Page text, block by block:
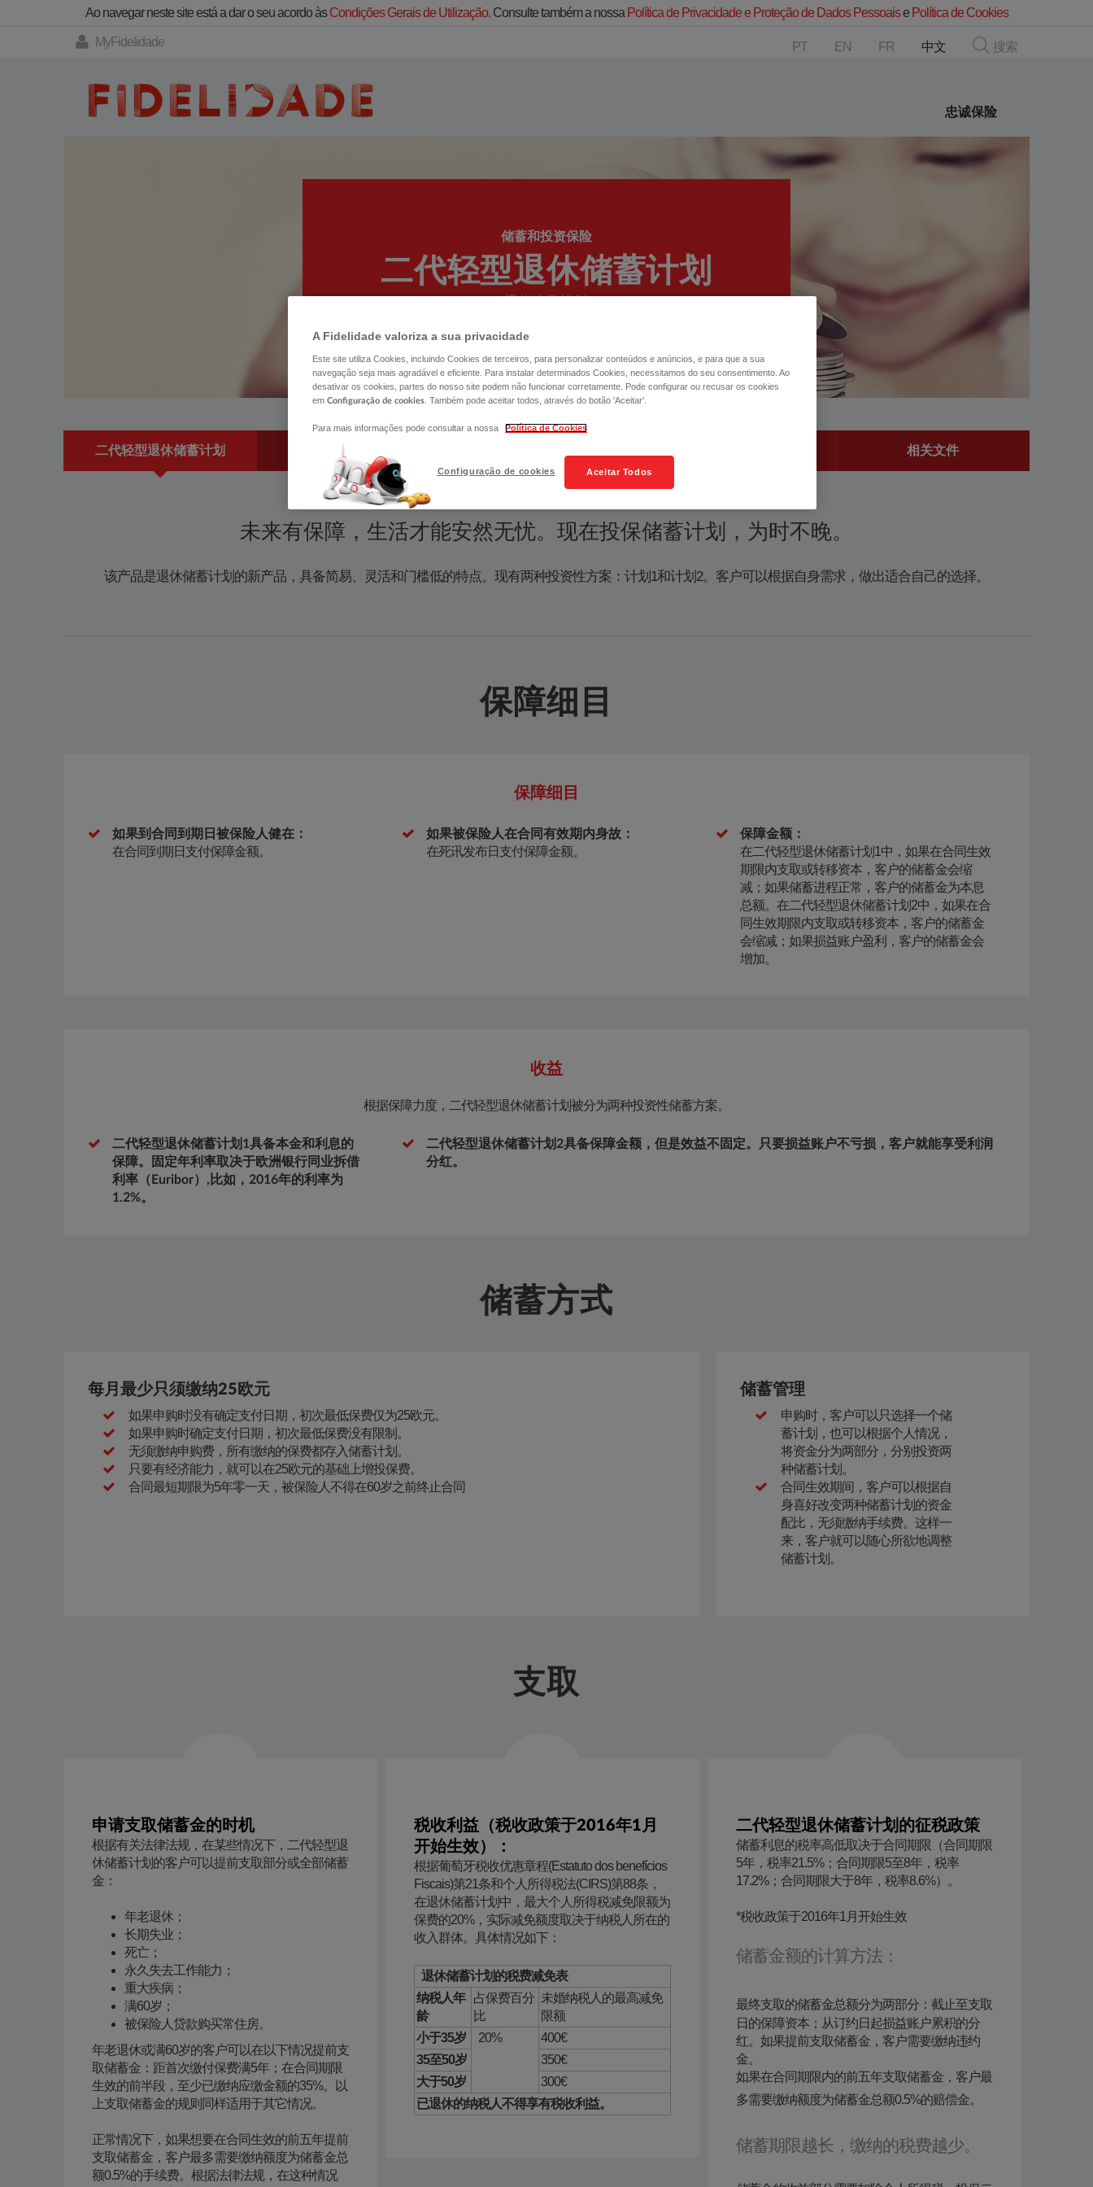
Ao navegar neste site está a dar o seu acordo àsCondições Gerais de Utilização.Consulte também a nossa Política de Privacidade e Proteção de Dados Pessoaise Política de Cookies
MyFidelidade PT EN FR 中文 搜索
忠诚保险
储蓄和投资保险
二代轻型退休储蓄计划
退休储蓄计划
二代轻型退休储蓄计划 相关文件
​未来有保障，生活才能安然无忧。现在投保储蓄计划，为时不晚。​
该产品是退休储蓄计划的新产品，具备简易、灵活和门槛低的特点。现有两种投资性方案：计划1和计划2。客户可以根据自身需求，做出适合自己的选择。
保障细目
保障细目
如果到合同到期日被保险人健在：
在合同到期日支付保障金额。
如果被保险人在合同有效期内身故：
在死讯发布日支付保障金额。
保障金额：
在二代轻型退休储蓄计划1中，如果在合同生效
期限内支取或转移资本，客户的储蓄金会缩
减；如果储蓄进程正常，客户的储蓄金为本息
总额。在二代轻型退休储蓄计划2中，如果在合
同生效期限内支取或转移资本，客户的储蓄金
会缩减；如果损益账户盈利，客户的储蓄金会
增加。
收益
根据保障力度，二代轻型退休储蓄计划被分为两种投资性储蓄方案。
二代轻型退休储蓄计划1具备本金和利息的
保障。固定年利率取决于欧洲银行同业拆借
利率（Euribor）,比如，2016年的利率为
1.2%。
二代轻型退休储蓄计划2具备保障金额，但是效益不固定。只要损益账户不亏损，客户就能享受利润
分红。
储蓄方式
每月最少只须缴纳25欧元
如果申购时没有确定支付日期，初次最低保费仅为25欧元。
如果申购时确定支付日期，初次最低保费没有限制。
无须缴纳申购费，所有缴纳的保费都存入储蓄计划。
只要有经济能力，就可以在25欧元的基础上增投保费。
合同最短期限为5年零一天，被保险人不得在60岁之前终止合同
储蓄管理
申购时，客户可以只选择一个储
蓄计划，也可以根据个人情况，
将资金分为两部分，分别投资两
种储蓄计划。
合同生效期间，客户可以根据自
身喜好改变两种储蓄计划的资金
配比，无须缴纳手续费。这样一
来，客户就可以随心所欲地调整
储蓄计划。
支取
申请支取储蓄金的时机
​根据有关法律法规，在某些情况下，二代轻型退
休储蓄计划的客户可以提前支取部分或全部储蓄
金：
年老退休 ；
长期失业；
死亡；
永久失去工作能力；
重大疾病；
满60岁；
被保险人贷款购买常住房。
年老退休或满60岁的客户可以在以下情况提前支
取储蓄金：距首次缴付保费满5年；在合同期限
生效的前半段，至少已缴纳应缴金额的35%。以
上支取储蓄金的规则同样适用于其它情况。
正常情况下，如果想要在合同生效的前五年提前
支取储蓄金，客户最多需要缴纳额度为储蓄金总
额0.5%的手续费。根据法律法规，在这种情况
税收利益（税收政策于2016年1月
开始生效）：
​根据葡萄牙税收优惠章程(Estatuto dos benefícios
Fiscais)第21条和个人所得税法(CIRS)第88条，
在退休储蓄计划中，最大个人所得税减免限额为
保费的20%，实际减免额度取决于纳税人所在的
收入群体。具体情况如下：
​ ​ ​退休储蓄计划的税费减免表
​纳税人年
龄
​占保费百分
比
​未婚纳税人的最高减免
限额
​小于35岁
​ ​ ​20%
​400€
​35至50岁
​350€
​大于50岁
​300€
已退休的纳税人不得享有税收利益。​ ​ ​
二代轻型退休储蓄计划的征税政策
​储蓄利息的税率高低取决于合同期限（合同期限
5年，税率21.5%；合同期限5至8年，税率
17.2%；合同期限大于8年，税率8.6%）。
*税收政策于2016年1月开始生效
储蓄金额的计算方法：
​最终支取的储蓄金总额分为两部分：截止至支取
日的保障资本；从订约日起损益账户累积的分
红。如果提前支取储蓄金，客户需要缴纳违约
金。
如果在合同期限内的前五年支取储蓄金，客户最
多需要缴纳额度为储蓄金总额0.5%的赔偿金。
储蓄期限越长，缴纳的税费越少。
A Fidelidade valoriza a sua privacidade
Este site utiliza Cookies, incluindo Cookies de terceiros, para personalizar conteúdos e anúncios, e para que a sua
navegação seja mais agradável e eficiente. Para instalar determinados Cookies, necessitamos do seu consentimento. Ao
desativar os cookies, partes do nosso site podem não funcionar corretamente. Pode configurar ou recusar os cookies
em Configuração de cookies . Também pode aceitar todos, através do botão 'Aceitar'.
Para mais informações pode consultar a nossa Política de Cookies
Aceitar Todos
Configuração de cookies